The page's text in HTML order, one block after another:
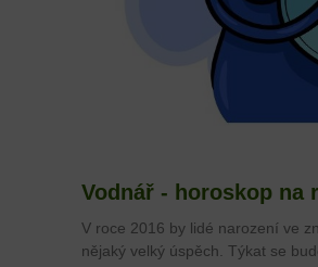
Vodnář - horoskop na
V roce 2016 by lidé narození ve
nějaký velký úspěch. Týkat se